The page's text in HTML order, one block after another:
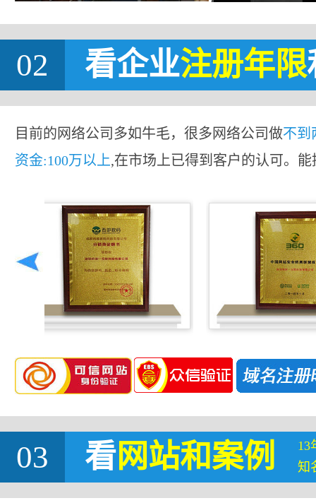
02 看企业注册年限
目前的网络公司多如牛毛，很多网络公司做不到
资金:100万以上,在市场上已得到客户的认可。
03 看网站和案例
13
知